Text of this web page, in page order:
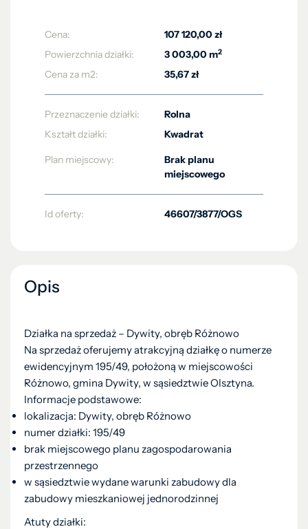
Cena:
107 120,00 zł
Powierzchnia działki:
3 003,00 m2
Cena za m2: 35,67 zł
Przeznaczenie działki:
Rolna
Kształt działki:
Kwadrat
Plan miejscowy:
Brak planu
miejscowego
Id oferty: 46607/3877/OGS
Opis
Działka na sprzedaż – Dywity, obręb Różnowo
Na sprzedaż oferujemy atrakcyjną działkę o numerze
ewidencyjnym 195/49, położoną w miejscowości
Różnowo, gmina Dywity, w sąsiedztwie Olsztyna.
Informacje podstawowe:
lokalizacja: Dywity, obręb Różnowo
numer działki: 195/49
brak miejscowego planu zagospodarowania
przestrzennego
w sąsiedztwie wydane warunki zabudowy dla
zabudowy mieszkaniowej jednorodzinnej
Atuty działki: